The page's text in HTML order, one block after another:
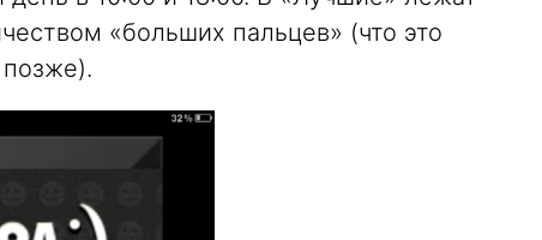
«больших пальцев» (что это
позже).